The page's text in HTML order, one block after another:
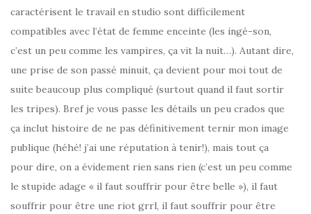
caractérisent le travail en studio sont difficilement
compatibles avec l’état de femme enceinte (les ingé-son,
c’est un peu comme les vampires, ça vit la nuit…). Autant dire,
une prise de son passé minuit, ça devient pour moi tout de
suite beaucoup plus compliqué (surtout quand il faut sortir
les tripes). Bref je vous passe les détails un peu crados que
ça inclut histoire de ne pas définitivement ternir mon image
publique (héhé! j’ai une réputation à tenir!), mais tout ça
pour dire, on a évidement rien sans rien (c’est un peu comme
le stupide adage « il faut souffrir pour être belle »), il faut
souffrir pour être une riot grrl, il faut souffrir pour être